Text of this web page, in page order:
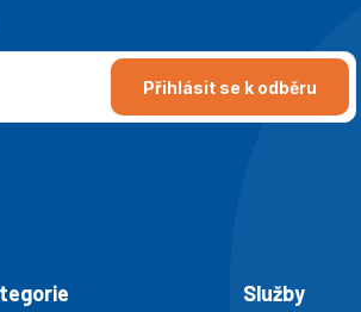
Přihlásit se k odběru
Služby